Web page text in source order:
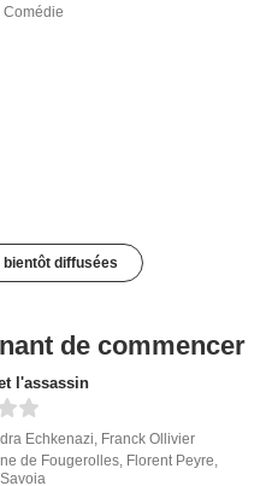
Comédie
diffusées
de commencer
l'assassin
Echkenazi Franck Ollivier
de Fougerolles Florent Peyre